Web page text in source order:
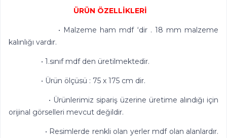
ÜRÜN ÖZELLİKLERİ
• Malzeme ham mdf ‘dir . 18 mm malzeme
kalınlığı vardır.
• 1.sınıf mdf den üretilmektedir.
• Ürün ölçüsü : 75 x 175 cm dir.
• Ürünlerimiz sipariş üzerine üretime alındığı için
orijinal görselleri mevcut değildir.
• Resimlerde renkli olan yerler mdf olan alanlardır.